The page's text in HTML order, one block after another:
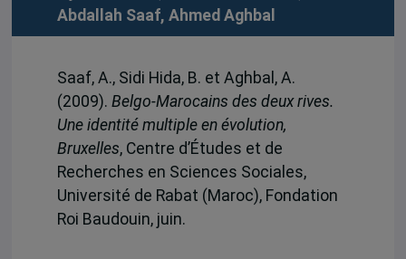
Abdallah Saaf, Ahmed Aghbal
Saaf, A., Sidi Hida, B. et Aghbal, A.
(2009). Belgo-Marocains des deux rives.
Une identité multiple en évolution,
Bruxelles, Centre d’Études et de
Recherches en Sciences Sociales,
Université de Rabat (Maroc), Fondation
Roi Baudouin, juin.